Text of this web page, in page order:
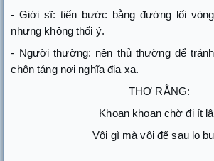
- Giới sĩ: tiến bước bằng đường lối
nhưng không thối ý.
- Người thường: nên thủ thường để
chôn táng nơi nghĩa địa xa.
THƠ RẰNG:
Khoan khoan chờ đi ít
Vội gì mà vội để sau lo